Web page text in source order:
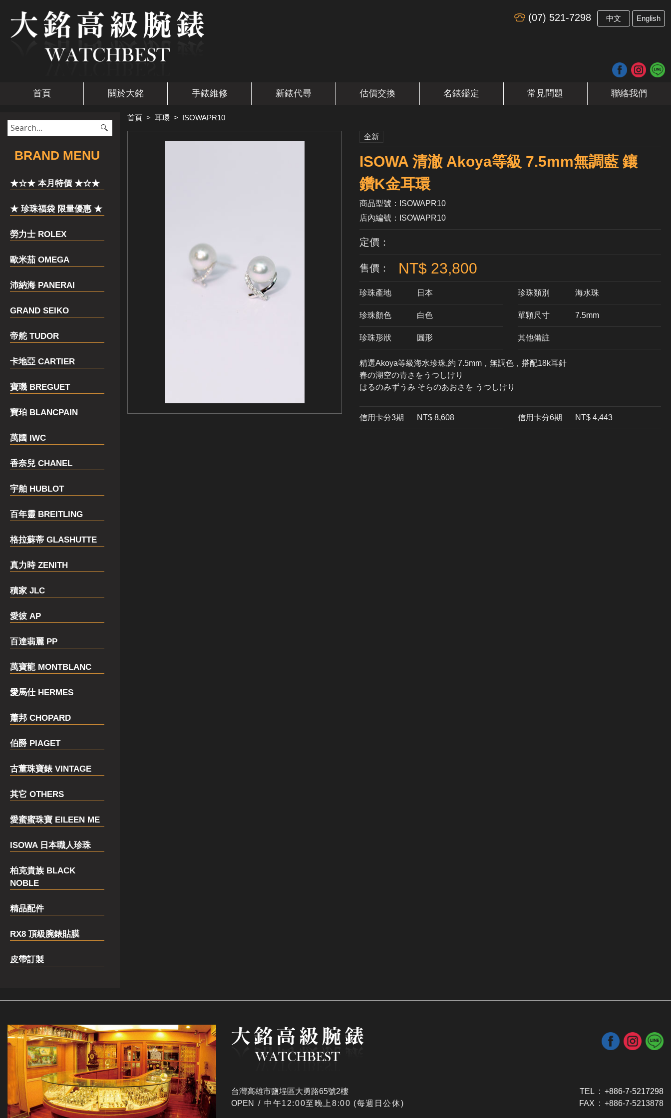
(07) 521-7298 中文 English
首頁 關於大銘 手錶維修 新錶代尋 估價交換 名錶鑑定 常見問題 聯絡我們
​BRAND MENU
★☆★ 本月特價 ★☆★
★ 珍珠福袋 限量優惠 ★
勞力士 ROLEX
歐米茄 OMEGA
沛納海 PANERAI
GRAND SEIKO
帝舵 TUDOR
卡地亞 CARTIER
寶璣 BREGUET
寶珀 BLANCPAIN
萬國 IWC
香奈兒 CHANEL
宇舶 HUBLOT
百年靈 BREITLING
格拉蘇蒂 GLASHUTTE
真力時 ZENITH
積家 JLC
愛彼 AP
百達翡麗 PP
萬寶龍 MONTBLANC
愛馬仕 HERMES
蕭邦 CHOPARD
伯爵 PIAGET
古董珠寶錶 VINTAGE
其它 OTHERS
愛蜜蜜珠寶 EILEEN ME
ISOWA 日本職人珍珠
柏克貴族 BLACK
NOBLE
精品配件
RX8 頂級腕錶貼膜
皮帶訂製
首頁 > 耳環 > ISOWAPR10
全新
ISOWA 清澈 Akoya等級 7.5mm無調藍 鑲
鑽K金耳環
商品型號：ISOWAPR10
店內編號：ISOWAPR10
定價：
售價： NT$ 23,800
珍珠產地 日本 珍珠類別 海水珠
珍珠顏色 ​白色 單顆尺寸 7.5mm
珍珠形狀 圓形 其他備註
精選Akoya等級海水珍珠,約 7.5mm，無調色，搭配18k耳針
春の湖空の青さをうつしけり
はるのみずうみ そらのあおさを うつしけり
信用卡分3期 ​NT$ 8,608 信用卡分6期 NT$ 4,443
台灣高雄市鹽埕區大勇路65號2樓
OPEN / ​中午12:00至晚上8:00 (每週日公休)
TEL : +886-7-5217298
FAX : +886-7-5213878